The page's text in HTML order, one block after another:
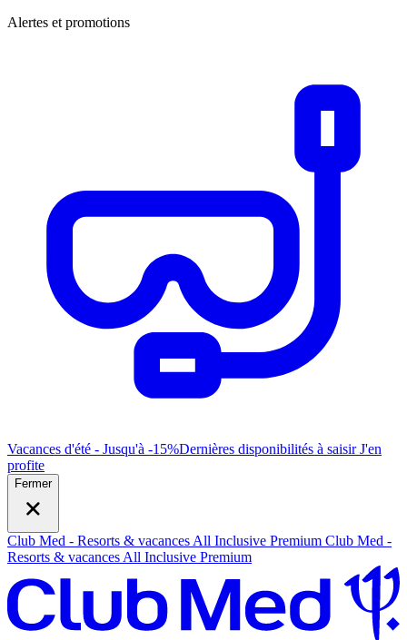
Alertes et promotions
Vacances d'été - Jusqu'à -15%Dernières disponibilités à saisirJ'en
profite
Fermer
Club Med - Resorts & vacances All Inclusive Premium Club Med -
Resorts & vacances All Inclusive Premium